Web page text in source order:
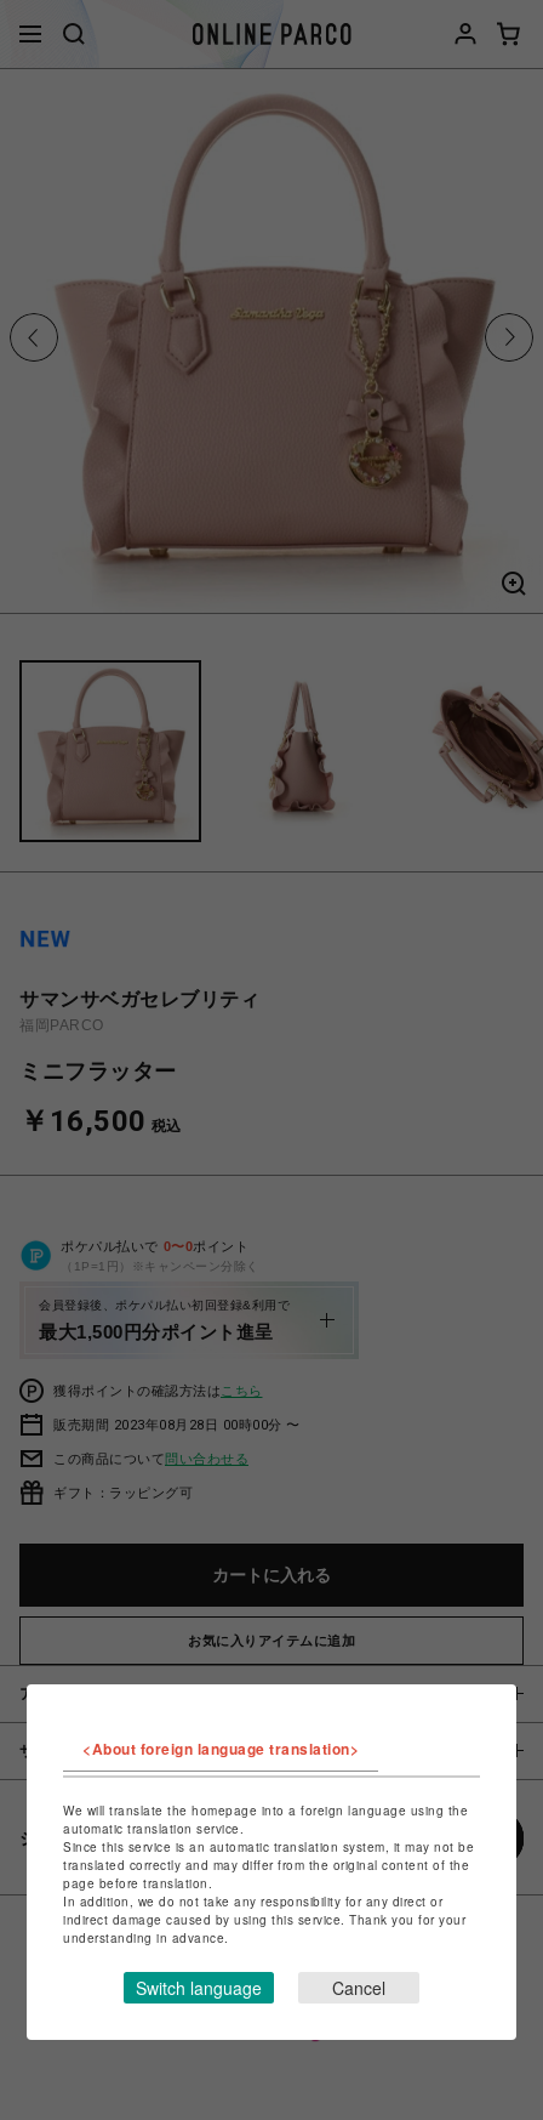
サマンサベガセレブリティ
福岡PARCO
ミニフラッター
￥16,500 税込
ポケパル払いで 0〜0ポイント
（1P=1円）※キャンペーン分除く
会員登録後、ポケパル払い初回登録&利用で
最大1,500円分ポイント進呈
獲得ポイントの確認方法は こちら
販売期間 2023年08月28日 00時00分 〜
この商品について問い合わせる
ギフト：ラッピング可
カートに入れる
お気に入りアイテムに追加
アイテム説明 / 素材
サイズ
シェアする
<About foreign language translation>
We will translate the homepage into a foreign language using the
automatic translation service.
Since this service is an automatic translation system, it may not be
translated correctly and may differ from the original content of the
page before translation.
In addition, we do not take any responsibility for any direct or
indirect damage caused by using this service. Thank you for your
understanding in advance.
Switch language Cancel